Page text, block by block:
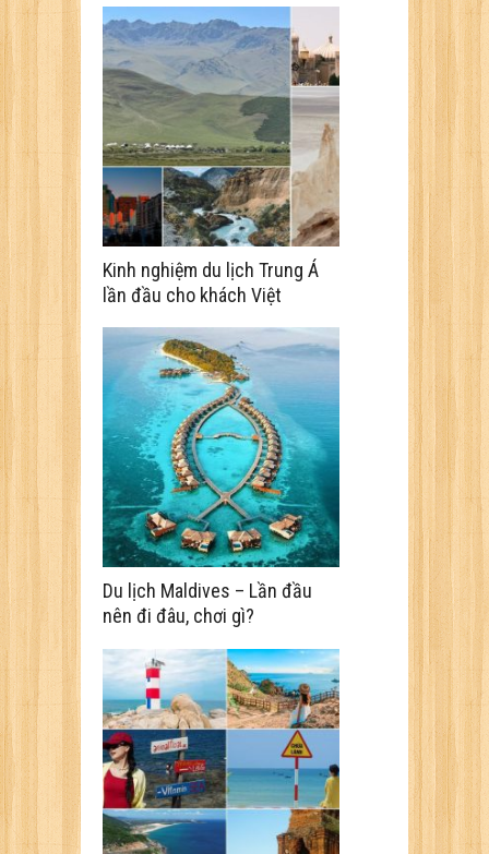
Kinh nghiệm du lịch Trung Á
lần đầu cho khách Việt
Du lịch Maldives – Lần đầu
nên đi đâu, chơi gì?